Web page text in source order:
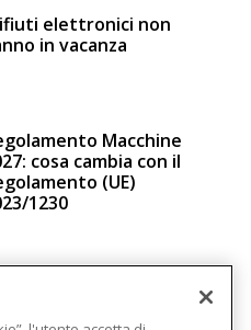
elettronici non
in vacanza
Macchine
cosa cambia con il
(UE)
1230